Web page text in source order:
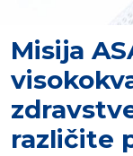
Misija
različite